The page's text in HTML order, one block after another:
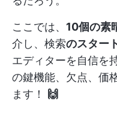
ここでは、 10個の素
介し、検索のスター
エディターを自信を
の鍵機能、欠点、価
ます！
🙌